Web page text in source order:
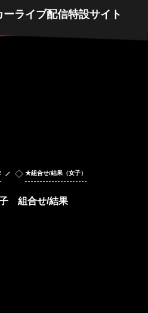
ライブ配信特設サイト
★組合せ/結果（女子）
組合せ/結果